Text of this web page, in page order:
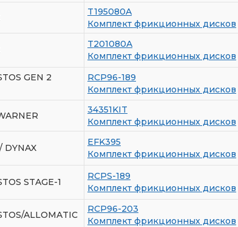
T195080A
Комплект фрикционных дисков
T201080A
Комплект фрикционных дисков
GEN 2
RCP96-189
Комплект фрикционных дисков
34351KIT
Комплект фрикционных дисков
DYNAX
EFK395
Комплект фрикционных дисков
STAGE-1
RCPS-189
Комплект фрикционных дисков
ALLOMATIC
RCP96-203
Комплект фрикционных дисков